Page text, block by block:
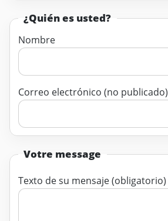
¿Quién es usted?
Nombre
Correo electrónico (no publicado)
Votre message
Texto de su mensaje (obligatorio)